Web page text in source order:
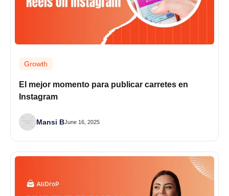
Growth
El mejor momento para publicar carretes en
Instagram
Mansi BJune 16, 2025